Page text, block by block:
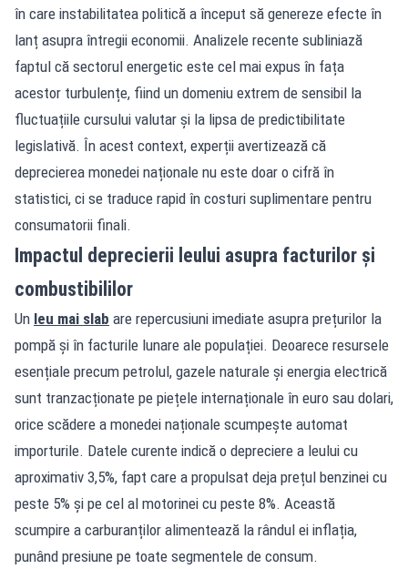
în care instabilitatea politică a început să genereze efecte în
lanț asupra întregii economii. Analizele recente subliniază
faptul că sectorul energetic este cel mai expus în fața
acestor turbulențe, fiind un domeniu extrem de sensibil la
fluctuațiile cursului valutar și la lipsa de predictibilitate
legislativă. În acest context, experții avertizează că
deprecierea monedei naționale nu este doar o cifră în
statistici, ci se traduce rapid în costuri suplimentare pentru
consumatorii finali.
Impactul deprecierii leului asupra facturilor și
combustibililor
Un leu mai slab are repercusiuni imediate asupra prețurilor la
pompă și în facturile lunare ale populației. Deoarece resursele
esențiale precum petrolul, gazele naturale și energia electrică
sunt tranzacționate pe piețele internaționale în euro sau dolari,
orice scădere a monedei naționale scumpește automat
importurile. Datele curente indică o depreciere a leului cu
aproximativ 3,5%, fapt care a propulsat deja prețul benzinei cu
peste 5% și pe cel al motorinei cu peste 8%. Această
scumpire a carburanților alimentează la rândul ei inflația,
punând presiune pe toate segmentele de consum.